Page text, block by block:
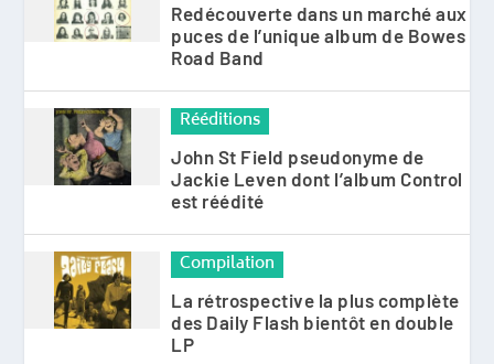
Redécouverte dans un marché aux
puces de l’unique album de Bowes
Road Band
Rééditions
John St Field pseudonyme de
Jackie Leven dont l’album Control
est réédité
Compilation
La rétrospective la plus complète
des Daily Flash bientôt en double
LP